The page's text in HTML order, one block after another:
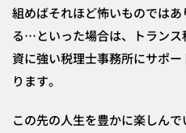
組めばそれほど怖いものでは
る…といった場合は、トラン
資に強い税理士事務所にサポ
ります。
この先の人生を豊かに楽しん